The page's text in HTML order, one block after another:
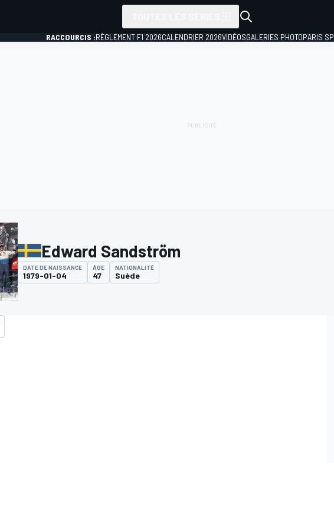
RACCOURCIS :RÈGLEMENT F1 2026CALENDRIER 2026VIDÉOSGALERIES PHOTOPARIS
Edward Sandström
DATE DE NAISSANCE
1979-01-04
ÂGE
47
NATIONALITÉ
Suède